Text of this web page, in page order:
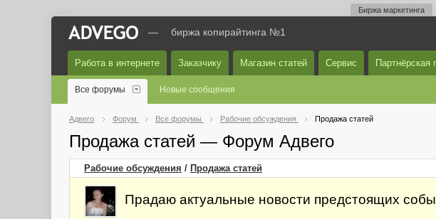
Биржа маркетинга
— биржа копирайтинга №1
Работа в интернете Заказчику Магазин статей Сервис Партнёрская
Все форумы Новые сообщения
Адвего Форум Все форумы Рабочие обсуждения Продажа статей
Продажа статей — Форум Адвего
Рабочие обсуждения / Продажа статей
Прадаю актуальные новости предстоящих